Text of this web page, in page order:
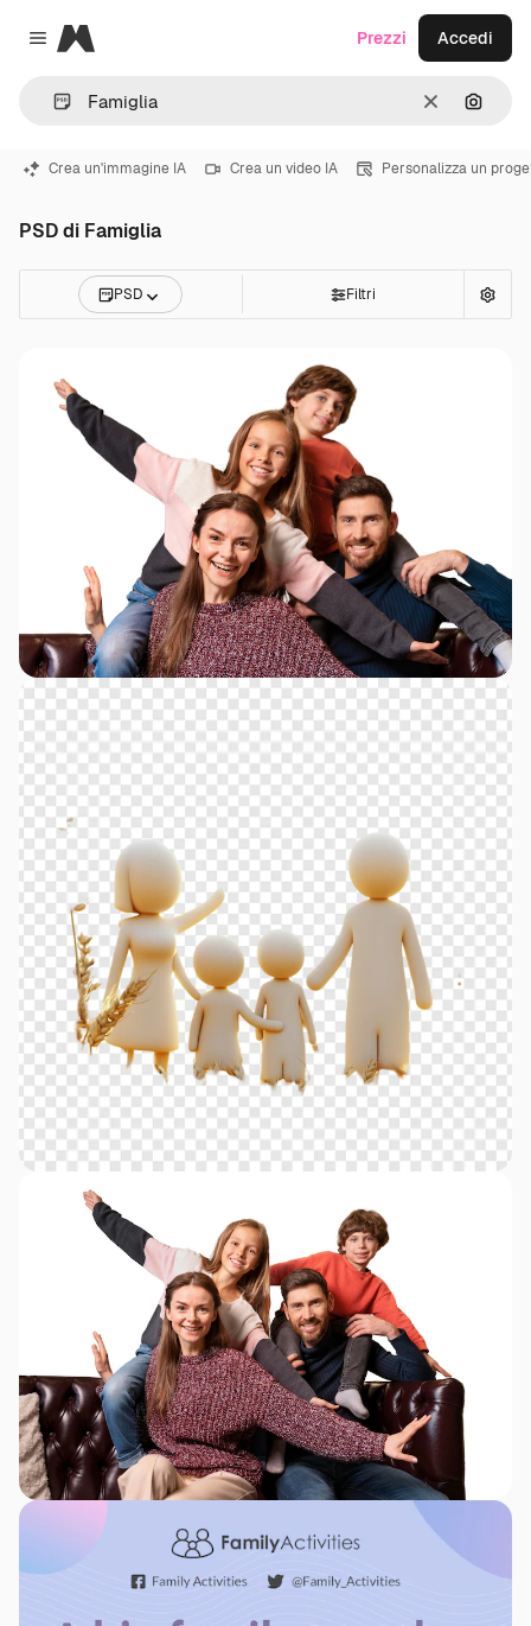
Close menu
Magnific
CancellaCerca
Prezzi Accedi
Crea un'immagine IA Crea un video IA Personalizza un
PSD di Famiglia
PSD Filtri